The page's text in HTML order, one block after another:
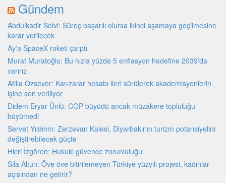
Gündem
Abdulkadir Selvi: Süreç başarılı olursa ikinci aşamaya geçilmesine
karar verilecek
Ay'a SpaceX roketi çarptı
Murat Muratoğlu: Bu hızla yüzde 5 enflasyon hedefine 2039'da
varırız
Atilla Özsever: Kar-zarar hesabı ileri sürülerek akademisyenlerin
işine son veriliyor
Didem Eryar Ünlü: COP büyüdü ancak müzakere topluluğu
büyümedi
Servet Yıldırım: Zerzevan Kalesi, Diyarbakır'ın turizm potansiyelini
değiştirebilecek güçte
Hicri İzgören: Hukuki güvence zorunluluğu
Sıla Altun: Öve öve bitirilemeyen Türkiye yüzyılı projesi, kadınlar
açısından ne getirir?